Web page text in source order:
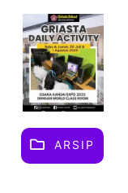
ARSIP